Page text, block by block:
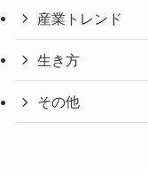
産業トレンド
生き方
その他